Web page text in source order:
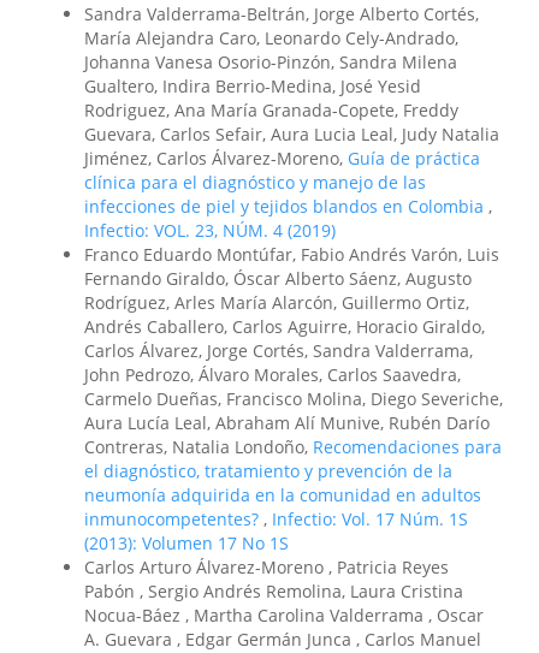
Sandra Valderrama-Beltrán, Jorge Alberto Cortés,
María Alejandra Caro, Leonardo Cely-Andrado,
Johanna Vanesa Osorio-Pinzón, Sandra Milena
Gualtero, Indira Berrio-Medina, José Yesid
Rodriguez, Ana María Granada-Copete, Freddy
Guevara, Carlos Sefair, Aura Lucia Leal, Judy Natalia
Jiménez, Carlos Álvarez-Moreno, Guía de práctica
clínica para el diagnóstico y manejo de las
infecciones de piel y tejidos blandos en Colombia ,
Infectio: VOL. 23, NÚM. 4 (2019)
Franco Eduardo Montúfar, Fabio Andrés Varón, Luis
Fernando Giraldo, Óscar Alberto Sáenz, Augusto
Rodríguez, Arles María Alarcón, Guillermo Ortiz,
Andrés Caballero, Carlos Aguirre, Horacio Giraldo,
Carlos Álvarez, Jorge Cortés, Sandra Valderrama,
John Pedrozo, Álvaro Morales, Carlos Saavedra,
Carmelo Dueñas, Francisco Molina, Diego Severiche,
Aura Lucía Leal, Abraham Alí Munive, Rubén Darío
Contreras, Natalia Londoño, Recomendaciones para
el diagnóstico, tratamiento y prevención de la
neumonía adquirida en la comunidad en adultos
inmunocompetentes? , Infectio: Vol. 17 Núm. 1S
(2013): Volumen 17 No 1S
Carlos Arturo Álvarez-Moreno , Patricia Reyes
Pabón , Sergio Andrés Remolina, Laura Cristina
Nocua-Báez , Martha Carolina Valderrama , Oscar
A. Guevara , Edgar Germán Junca , Carlos Manuel